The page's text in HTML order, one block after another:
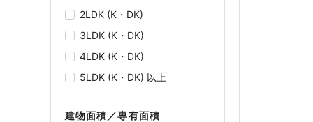
2LDK (K・DK)
3LDK (K・DK)
4LDK (K・DK)
5LDK (K・DK) 以上
建物面積／専有面積